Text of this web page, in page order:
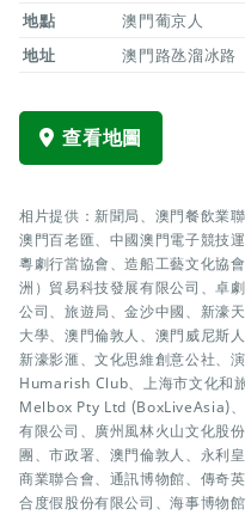
地點
澳門葡京人
地址
澳門路氹溜冰路
查看地圖
相片提供：新聞局、澳門餐飲業
澳門百老匯、中國澳門電子競技
粵劇行當協會、造船工藝文化協
洲）貿易科技發展有限公司、卓
公司、旅遊局、金沙中國、新濠
大學、澳門倫敦人、澳門威尼斯
新濠影滙、文化思維創意公社、
Humarish Club、上海市文化和
Melbox Pty Ltd (BoxLiveAsia)
有限公司、廣州風林火山文化股
團、市政署、澳門倫敦人、永利
商業聯合會、通訊博物館、傳奇
合度假股份有限公司、海事博物